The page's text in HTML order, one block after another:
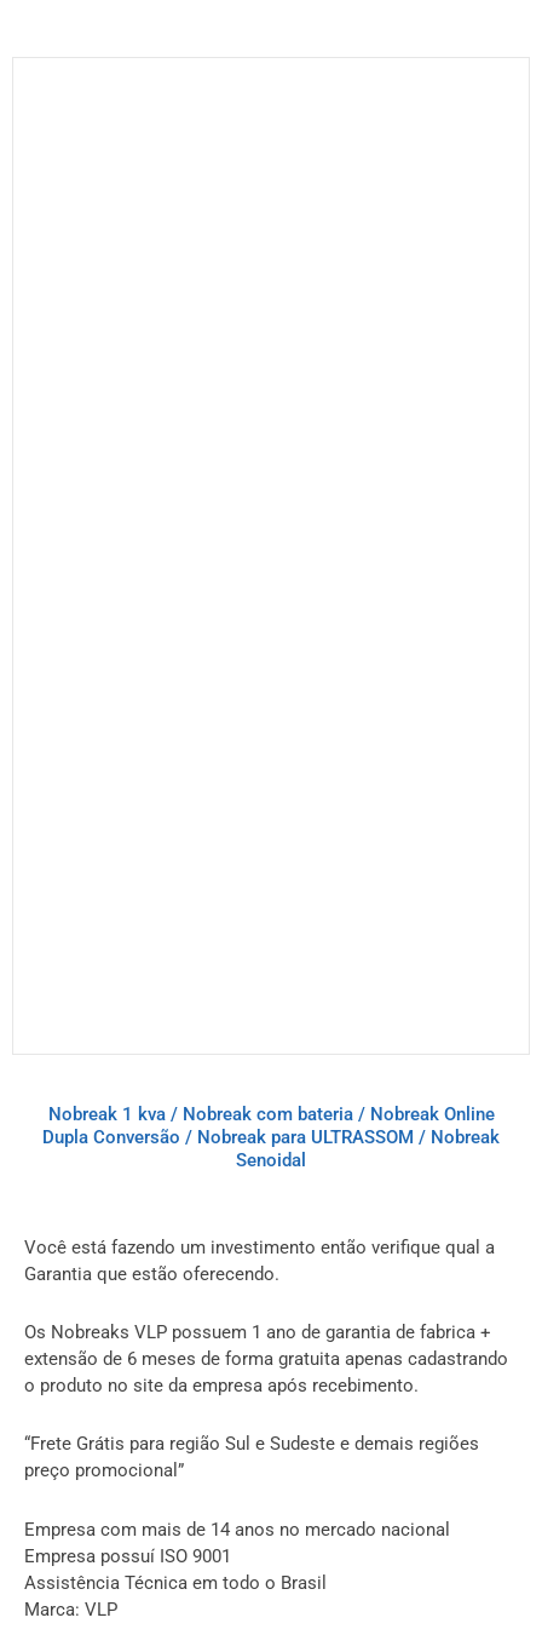
Nobreak 1 kva/ Nobreak com bateria/ Nobreak Online
Dupla Conversão / Nobreak para ULTRASSOM / Nobreak
Senoidal
Você está fazendo um investimento então verifique qual a
Garantia que estão oferecendo.
Os Nobreaks VLP possuem 1 ano de garantia de fabrica +
extensão de 6 meses de forma gratuita apenas cadastrando
o produto no site da empresa após recebimento.
“Frete Grátis para região Sul e Sudeste e demais regiões
preço promocional”
Empresa com mais de 14 anos no mercado nacional
Empresa possuí ISO 9001
Assistência Técnica em todo o Brasil
Marca: VLP